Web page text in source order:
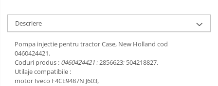
Descriere
Pompa injectie pentru tractor Case, New Holland cod
0460424421.
Coduri produs : 0460424421; 2856623; 504218827.
Utilaje compatibile :
motor Iveco F4CE9487N J603,